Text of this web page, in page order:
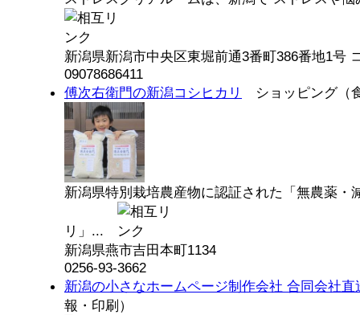
新潟県新潟市中央区東堀前通3番町386番地1号
09078686411
傅次右衛門の新潟コシヒカリ
ショッピング（
新潟県特別栽培農産物に認証された「無農薬・
リ」...
新潟県燕市吉田本町1134
0256-93-3662
新潟の小さなホームページ制作会社 合同会社直
報・印刷）